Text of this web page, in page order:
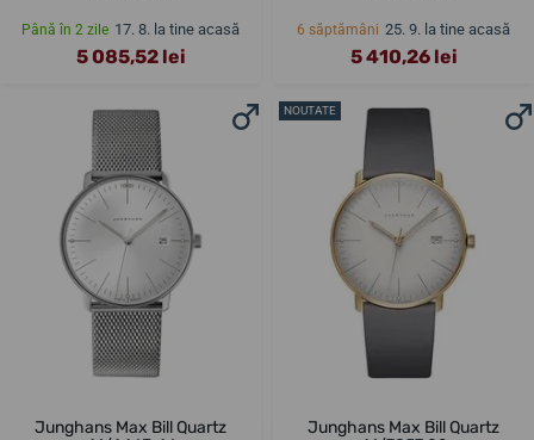
Până în 2 zile 17. 8. la tine acasă
5 085,52 lei
6 săptămâni 25. 9. la tine acasă
5 410,26 lei
Junghans Max Bill Quartz
NOUTATE
Junghans Max Bill Quartz